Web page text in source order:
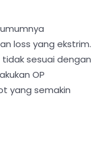
loss yang ekstrim.
sesuai dengan
OP
yang semakin